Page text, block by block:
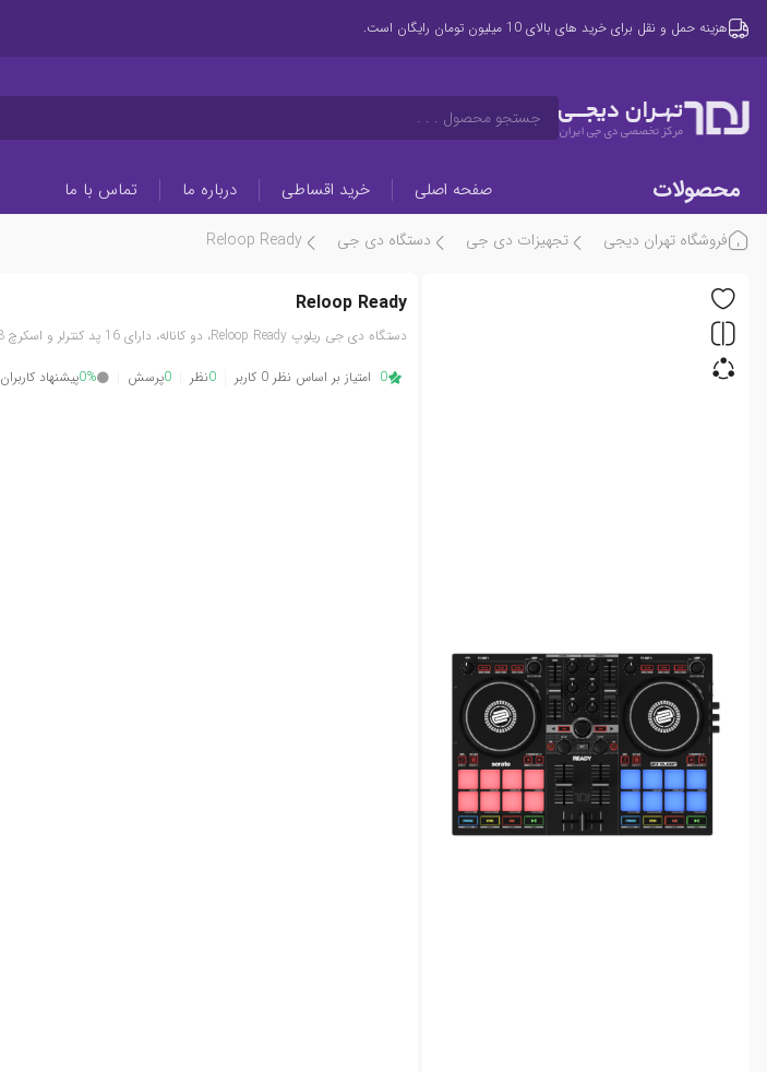
هزینه حمل و نقل برای خرید های بالای 10 میلیون تومان رایگان است.
تهـران دیجــی
مرکز تخصصی دی جی ایران
جستجو محصول . . .
محصولات صفحه اصلی خرید اقساطی درباره ما تماس با ما
فروشگاه تهران دیجی تجهیزات دی جی دستگاه دی جی Reloop Ready
Reloop Ready
دستگاه دی جی ریلوپ Reloop Ready، دو کاناله، دارای 16 پد کنترلر و اسکرچ 3 اینچی
0 امتیاز بر اساس نظر 0 کاربر 0نظر 0پرسش 0%پیشنهاد کاربران